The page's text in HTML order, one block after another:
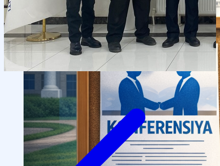
OTM tuzilmasi
Institut prezidenti murojaati
Impuls Tibbiyot Instituti
TarixiMissiya va kelajakdagi maqsadBoshqaruv
kengashiAkkreditatsiya va litsenziyalarMe’yoriy
hujjatlar
Tayyorlov kurslari